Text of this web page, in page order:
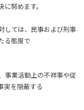
努めます。
しては、民事および刑事
る態度で
事業活動上の不祥事や従
実を隠蔽する